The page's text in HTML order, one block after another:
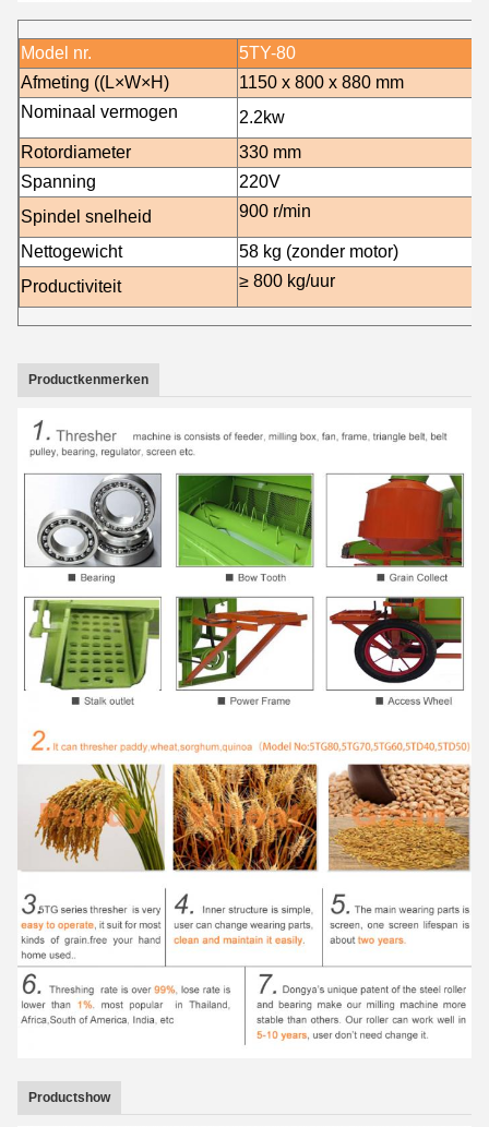
Model nr.
5TY-80
Afmeting ((L×W×H)
1150 x 800 x 880 mm
Nominaal vermogen
2.2kw
Rotordiameter
330 mm
Spanning
220V
Spindel snelheid
900 r/min
Nettogewicht
58 kg (zonder motor)
Productiviteit
≥ 800 kg/uur
Productkenmerken
Productshow